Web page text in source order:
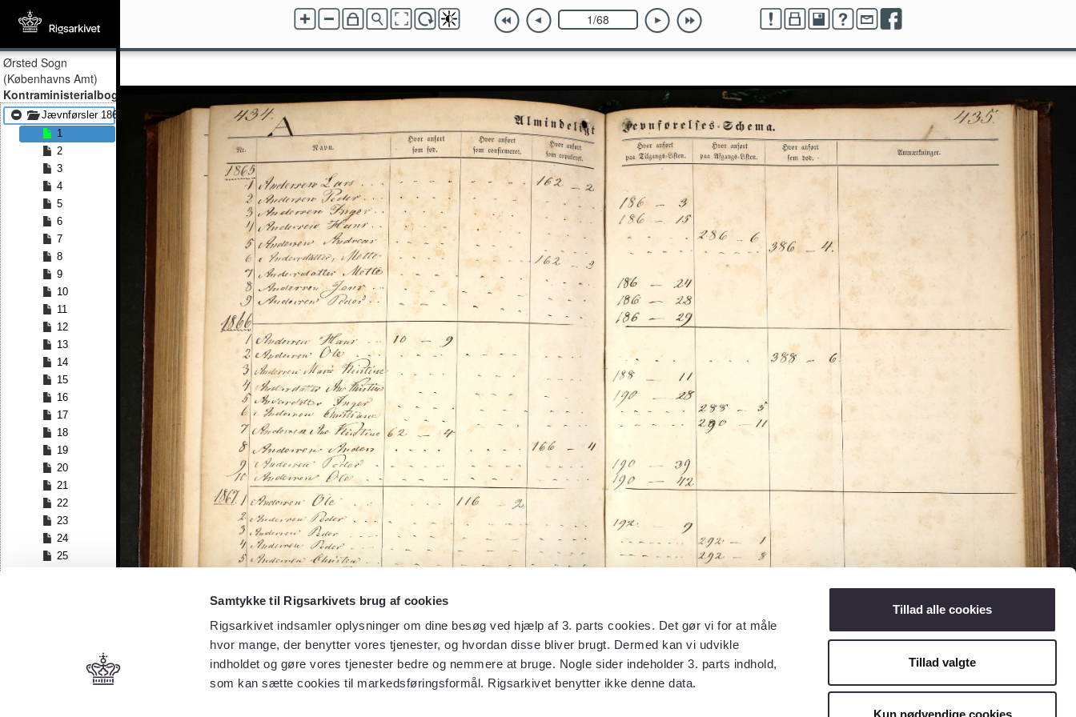
Samtykke til Rigsarkivets brug af cookies
Rigsarkivet indsamler oplysninger om dine besøg ved hjælp af 3. parts cookies. Det gør vi for at måle
hvor mange, der benytter vores tjenester, og hvordan disse bliver brugt. Dermed kan vi udvikle
indholdet og gøre vores tjenester bedre og nemmere at bruge. Nogle sider indeholder 3. parts indhold,
som kan sætte cookies til markedsføringsformål. Rigsarkivet benytter ikke denne data.
Tillad alle cookies
Tillad valgte
Kun nødvendige cookies
Ørsted Sogn
(Københavns Amt)
Kontraministerialbog
Jævnførsler 1865 - Jævnførsler 1877
1
2
3
4
5
6
7
8
9
10
11
12
13
14
15
16
17
18
19
20
21
22
23
24
25